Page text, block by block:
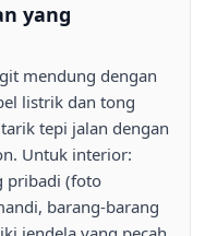
yang
mendung dengan
listrik dan tong
tepi jalan dengan
Untuk interior:
pribadi (foto
barang-barang